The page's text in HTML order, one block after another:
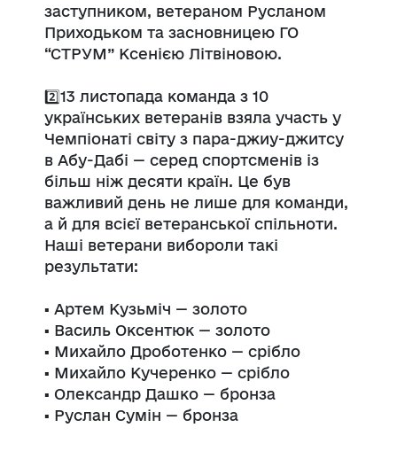
заступником, ветераном Русланом
Приходьком та засновницею ГО
“СТРУМ” Ксенією Літвіновою.
2️⃣13 листопада команда з 10
українських ветеранів взяла участь у
Чемпіонаті світу з пара-джиу-джитсу
в Абу-Дабі — серед спортсменів із
більш ніж десяти країн. Це був
важливий день не лише для команди,
а й для всієї ветеранської спільноти.
Наші ветерани вибороли такі
результати:
▪️ Артем Кузьміч — золото
▪️ Василь Оксентюк — золото
▪️ Михайло Дроботенко — срібло
▪️ Михайло Кучеренко — срібло
▪️ Олександр Дашко — бронза
▪️ Руслан Сумін — бронза